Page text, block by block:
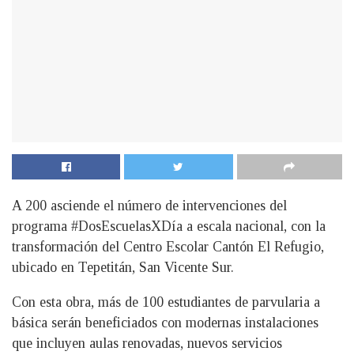
A 200 asciende el número de intervenciones del
programa #DosEscuelasXDía a escala nacional, con la
transformación del Centro Escolar Cantón El Refugio,
ubicado en Tepetitán, San Vicente Sur.
Con esta obra, más de 100 estudiantes de parvularia a
básica serán beneficiados con modernas instalaciones
que incluyen aulas renovadas, nuevos servicios